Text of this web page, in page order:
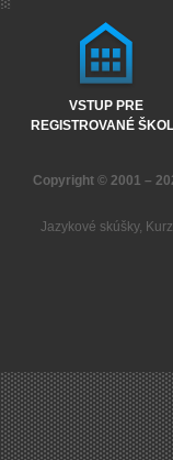
VSTUP PRE
REGISTROVANÉ
Copyright © 2001 –
Jazykové skúšky,